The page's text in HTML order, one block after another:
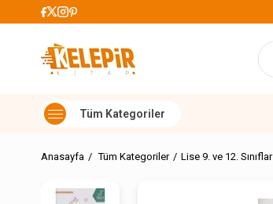
Ücretsiz
Anasayfa Tüm Kategoriler Lise 9. ve 12. Sınıflar